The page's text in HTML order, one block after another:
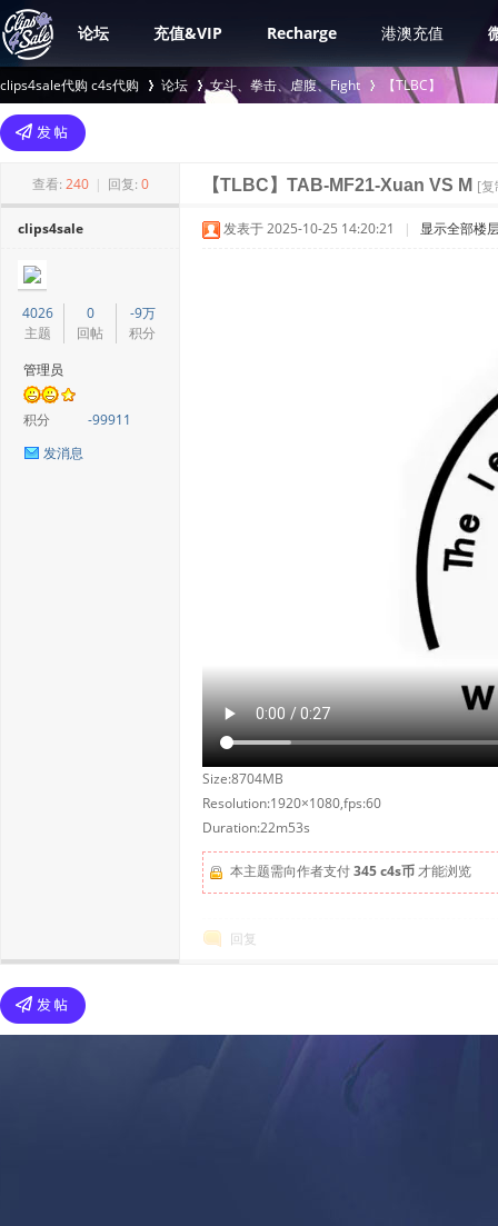
论坛 充值&VIP Recharge 港澳充值
clips4sale代购 c4s代购
>
论坛 女斗、拳击、虐腹、Fight
›
【TLBC】
查看: 240 | 回复: 0 【TLBC】TAB-MF21-Xuan VS M [
clips4sale
4026
主题
0
回帖
-9万
积分
管理员
积分
-99911
发消息
发表于 2025-10-25 14:20:21 | 显示全部楼
Size:8704MB
Resolution:1920×1080,fps:60
Duration:22m53s
本主题需向作者支付345 c4s币才能浏览
回复